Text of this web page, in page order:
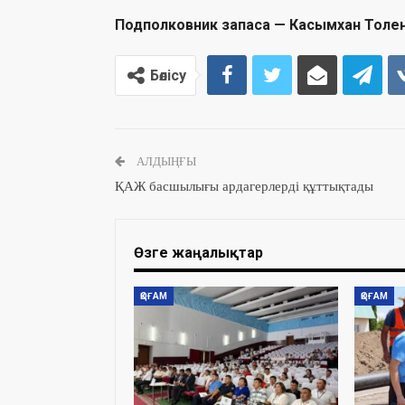
Подполковник запаса — Касымхан
Бөлісу
АЛДЫҢҒЫ
ҚАЖ басшылығы ардагерлерді құттықтады
Өзге жаңалықтар
ҚОҒАМ ҚОҒАМ